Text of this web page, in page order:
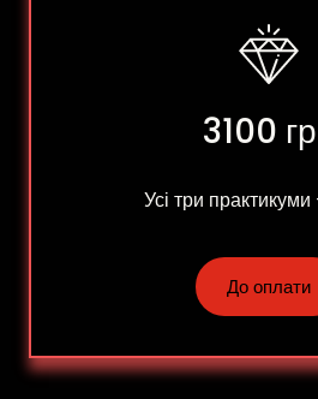
3100
Усі три
До оплати